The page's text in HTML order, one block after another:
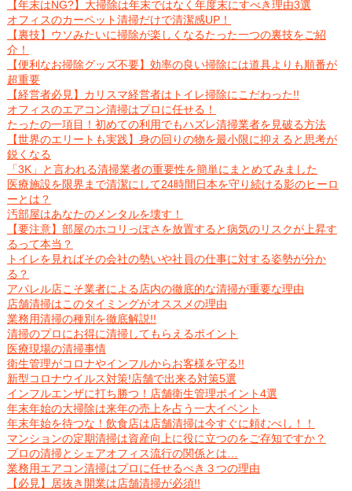
【年末はNG?】大掃除は年末ではなく年度末にすべき理由3選
オフィスのカーペット清掃だけで清潔感UP！
【裏技】ウソみたいに掃除が楽しくなるたった一つの裏技をご紹
介！
【便利なお掃除グッズ不要】効率の良い掃除には道具よりも順番が
超重要
【経営者必見】カリスマ経営者はトイレ掃除にこだわった!!
オフィスのエアコン清掃はプロに任せる！
たったの一項目！初めての利用でもハズレ清掃業者を見破る方法
【世界のエリートも実践】身の回りの物を最小限に抑えると思考が
鋭くなる
「3K」と言われる清掃業者の重要性を簡単にまとめてみました
医療施設を限界まで清潔にして24時間日本を守り続ける影のヒーロ
ーとは？
汚部屋はあなたのメンタルを壊す！
【要注意】部屋のホコリっぽさを放置すると病気のリスクが上昇す
るって本当？
トイレを見ればその会社の勢いや社員の仕事に対する姿勢が分か
る？
アパレル店こそ業者による店内の徹底的な清掃が重要な理由
店舗清掃はこのタイミングがオススメの理由
業務用清掃の種別を徹底解説!!
清掃のプロにお得に清掃してもらえるポイント
医療現場の清掃事情
衛生管理がコロナやインフルからお客様を守る!!
新型コロナウイルス対策!店舗で出来る対策5選
インフルエンザに打ち勝つ！店舗衛生管理ポイント4選
年末年始の大掃除は来年の売上を占う一大イベント
年末年始を待つな！飲食店は店舗清掃は今すぐに頼むべし！！
マンションの定期清掃は資産向上に役に立つのをご存知ですか？
プロの清掃とシェアオフィス流行の関係とは…
業務用エアコン清掃はプロに任せるべき３つの理由
【必見】居抜き開業は店舗清掃が必須!!